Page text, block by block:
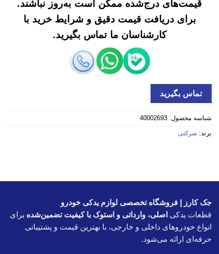
قیمت‌های درج‌شده ممکن است به‌روز نباشند.
برای دریافت قیمت دقیق و شرایط خرید با
کارشناسان ما تماس بگیرید.
تماس بگیرید
شناسه محصول: 40002693
برند: شرکتی
جک کارز | فروشگاه تخصصی لوازم یدکی خودرو
قطعات یدکی اصلی، وارداتی و استوک با کیفیت تضمین‌شده برای
انواع خودروهای داخلی و خارجی، با بهترین قیمت و پشتیبانی
حرفه‌ای ارائه می‌شود.